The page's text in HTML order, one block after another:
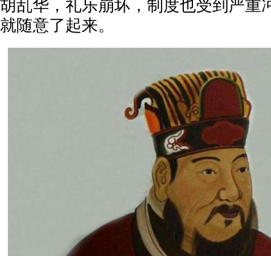
胡乱华，礼乐崩坏，制度也受到严重
就随意了起来。